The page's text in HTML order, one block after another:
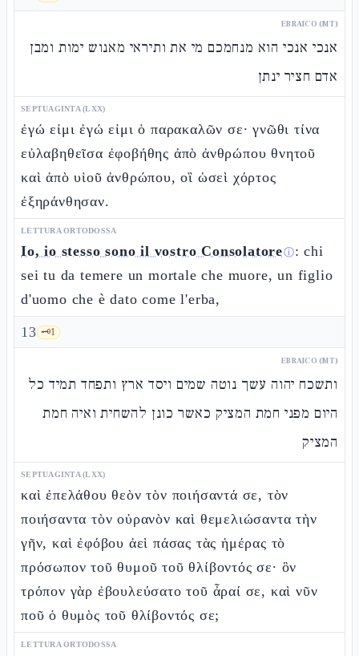
EBRAICO (MT)
אנכי אנכי הוא מנחמכם מי את ותיראי מאנוש ימות ומבן
אדם חציר ינתן
SEPTUAGINTA (LXX)
ἐγώ εἰμι ἐγώ εἰμι ὁ παρακαλῶν σε· γνῶθι τίνα
εὐλαβηθεῖσα ἐφοβήθης ἀπὸ ἀνθρώπου θνητοῦ
καὶ ἀπὸ υἱοῦ ἀνθρώπου, οἳ ὡσεὶ χόρτος
ἐξηράνθησαν.
LETTURA ORTODOSSA
Io, io stesso sono il vostro Consolatoreⓘ: chi
sei tu da temere un mortale che muore, un figlio
d'uomo che è dato come l'erba,
13 🗝️1
EBRAICO (MT)
ותשכח יהוה עשך נוטה שמים ויסד ארץ ותפחד תמיד כל
היום מפני חמת המציק כאשר כונן להשחית ואיה חמת
המציק
SEPTUAGINTA (LXX)
καὶ ἐπελάθου θεὸν τὸν ποιήσαντά σε, τὸν
ποιήσαντα τὸν οὐρανὸν καὶ θεμελιώσαντα τὴν
γῆν, καὶ ἐφόβου ἀεὶ πάσας τὰς ἡμέρας τὸ
πρόσωπον τοῦ θυμοῦ τοῦ θλίβοντός σε· ὃν
τρόπον γὰρ ἐβουλεύσατο τοῦ ἆραί σε, καὶ νῦν
ποῦ ὁ θυμὸς τοῦ θλίβοντός σε;
LETTURA ORTODOSSA